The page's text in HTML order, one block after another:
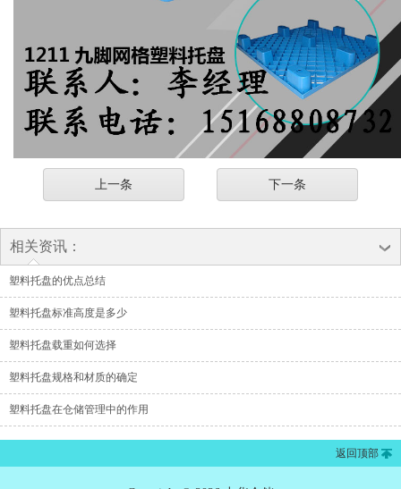
上一条 下一条
相关资讯：
塑料托盘的优点总结
塑料托盘标准高度是多少
塑料托盘载重如何选择
塑料托盘规格和材质的确定
塑料托盘在仓储管理中的作用
返回顶部